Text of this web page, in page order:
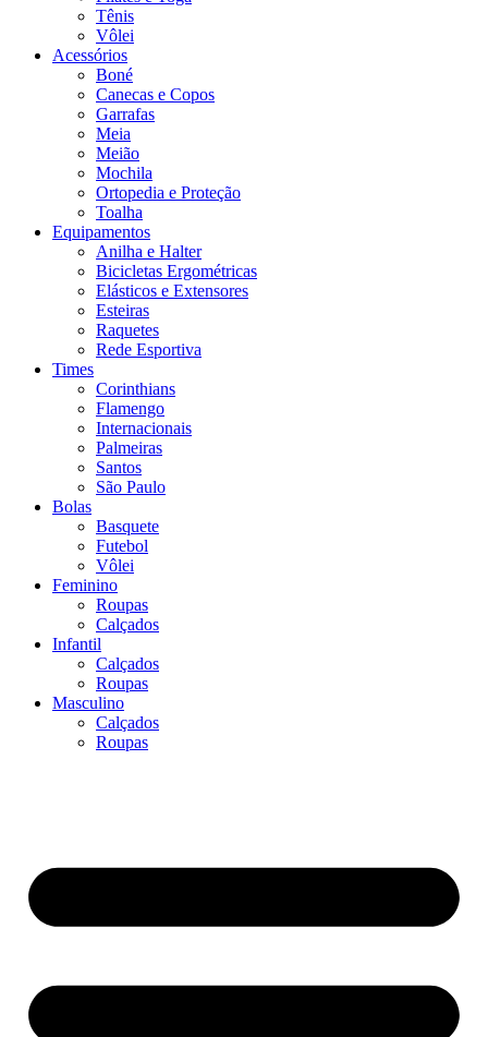
Tênis
Vôlei
Acessórios
Boné
Canecas e Copos
Garrafas
Meia
Meião
Mochila
Ortopedia e Proteção
Toalha
Equipamentos
Anilha e Halter
Bicicletas Ergométricas
Elásticos e Extensores
Esteiras
Raquetes
Rede Esportiva
Times
Corinthians
Flamengo
Internacionais
Palmeiras
Santos
São Paulo
Bolas
Basquete
Futebol
Vôlei
Feminino
Roupas
Calçados
Infantil
Calçados
Roupas
Masculino
Calçados
Roupas